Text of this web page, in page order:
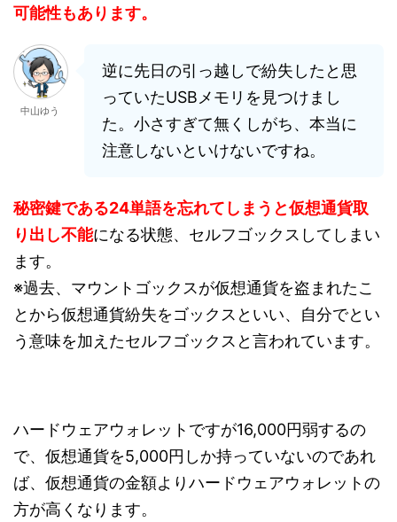
可能性もあります。
中山ゆう
逆に先日の引っ越しで紛失したと思
っていたUSBメモリを見つけまし
た。小さすぎて無くしがち、本当に
注意しないといけないですね。
秘密鍵である24単語を忘れてしまうと仮想通貨取
り出し不能になる状態、セルフゴックスしてしまい
ます。
※過去、マウントゴックスが仮想通貨を盗まれたこ
とから仮想通貨紛失をゴックスといい、自分でとい
う意味を加えたセルフゴックスと言われています。
ハードウェアウォレットですが16,000円弱するの
で、仮想通貨を5,000円しか持っていないのであれ
ば、仮想通貨の金額よりハードウェアウォレットの
方が高くなります。